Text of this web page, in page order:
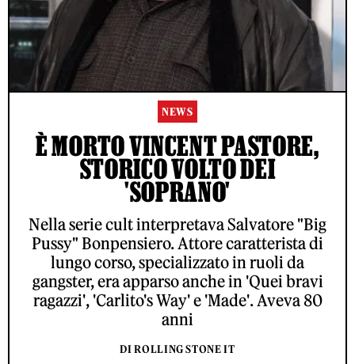
NEWS
È MORTO VINCENT PASTORE,
STORICO VOLTO DEI
'SOPRANO'
Nella serie cult interpretava Salvatore "Big
Pussy" Bonpensiero. Attore caratterista di
lungo corso, specializzato in ruoli da
gangster, era apparso anche in 'Quei bravi
ragazzi', 'Carlito's Way' e 'Made'. Aveva 80
anni
DI ROLLING STONE IT